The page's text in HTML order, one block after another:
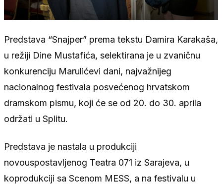
Predstava “Snajper” prema tekstu Damira Karakaša,
u režiji Dine Mustafića, selektirana je u zvaničnu
konkurenciju Marulićevi dani, najvažnijeg
nacionalnog festivala posvećenog hrvatskom
dramskom pismu, koji će se od 20. do 30. aprila
održati u Splitu.
Predstava je nastala u produkciji
novouspostavljenog Teatra 071 iz Sarajeva, u
koprodukciji sa Scenom MESS, a na festivalu u